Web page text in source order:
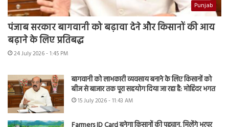
Punjab
पंजाब सरकार बागवानी को बढ़ावा देने और किसानों की आय
बढ़ाने के लिए प्रतिबद्ध
24 July 2026 - 1:45 PM
बागवानी को लाभकारी व्यवसाय बनाने के लिए किसानों को
बीज से बाजार तक पूरा सहयोग दिया जा रहा है: मोहिंदर भगत
15 July 2026 - 11:43 AM